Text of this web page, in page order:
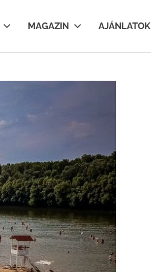
MAGAZIN AJÁNLATOK